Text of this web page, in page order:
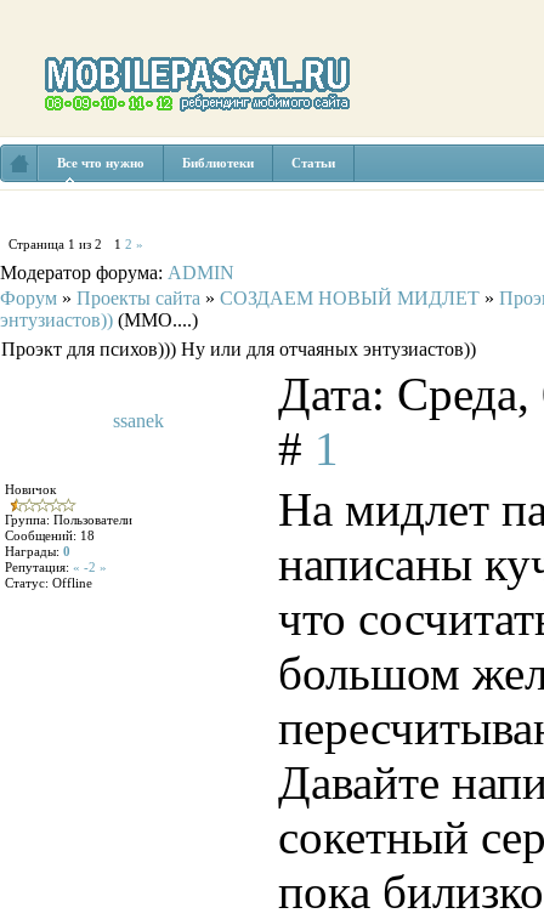
Все что нужно Библиотеки Статьи
Страница 1 из 2 1 2 »
Модератор форума: ADMIN
Форум » Проекты сайта » СОЗДАЕМ НОВЫЙ МИДЛЕТ »
энтузиастов)) (MMO....)
Проэкт для психов))) Ну или для отчаяных энтузиастов))
ssanek
Дата:
# 1
Новичок
Группа: Пользователи
Сообщений: 18
Награды: 0
Репутация: « -2 »
Статус: Offline
На мидлет
написаны
что
большом
Давайте
сокетный
пока